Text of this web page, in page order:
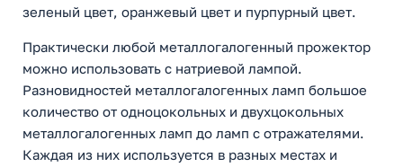
зеленый цвет, оранжевый цвет и пурпурный цвет.
Практически любой металлогалогенный прожектор
можно использовать с натриевой лампой.
Разновидностей металлогалогенных ламп большое
количество от одноцокольных и двухцокольных
металлогалогенных ламп до ламп с отражателями.
Каждая из них используется в разных местах и